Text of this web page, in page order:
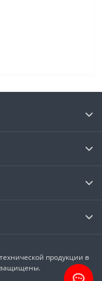
продукции в
защищены.